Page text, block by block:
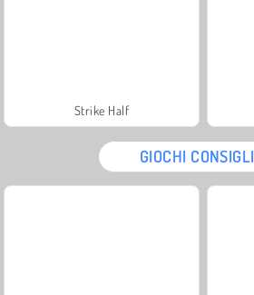
Strike Half
GIOCHI